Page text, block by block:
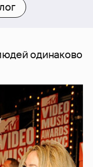
одинаково